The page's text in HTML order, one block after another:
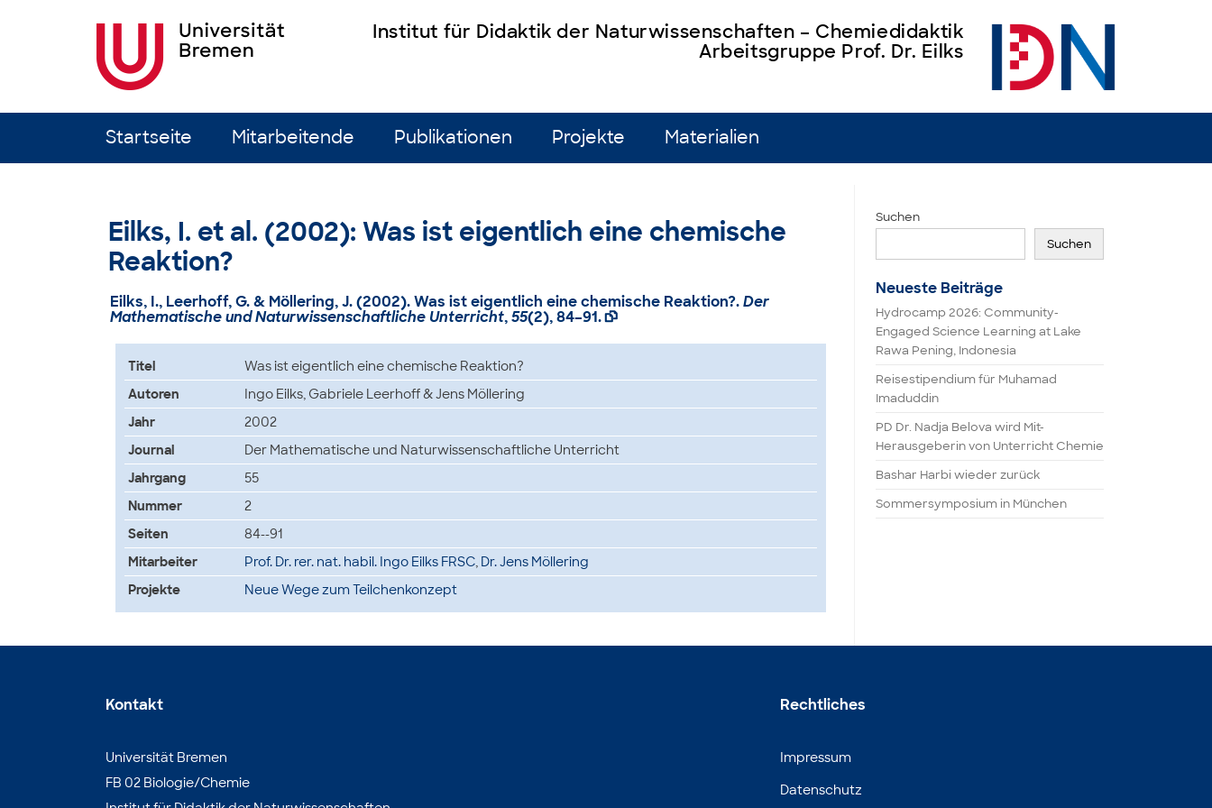
Institut für Didaktik der Naturwissenschaften – Chemiedidaktik
Arbeitsgruppe Prof. Dr. Eilks
Startseite Mitarbeitende Publikationen Projekte Materialien
Eilks, I. et al. (2002): Was ist eigentlich eine chemische
Reaktion?
Eilks, I., Leerhoff, G. & Möllering, J. (2002). Was ist eigentlich eine chemische Reaktion?.Der
Mathematische und Naturwissenschaftliche Unterricht,55(2), 84–91. 
Titel
Was ist eigentlich eine chemische Reaktion?
Autoren
Ingo Eilks, Gabriele Leerhoff & Jens Möllering
Jahr
2002
Journal
Der Mathematische und Naturwissenschaftliche Unterricht
Jahrgang
55
Nummer
2
Seiten
84--91
Mitarbeiter
Prof. Dr. rer. nat. habil. Ingo Eilks FRSC, Dr. Jens Möllering
Projekte
Neue Wege zum Teilchenkonzept
Suchen
Suchen
Neueste Beiträge
Hydrocamp 2026: Community-
Engaged Science Learning at Lake
Rawa Pening, Indonesia
Reisestipendium für Muhamad
Imaduddin
PD Dr. Nadja Belova wird Mit-
Herausgeberin von Unterricht Chemie
Bashar Harbi wieder zurück
Sommersymposium in München
Kontakt
Universität Bremen
FB 02 Biologie/Chemie
Rechtliches
Impressum
Datenschutz